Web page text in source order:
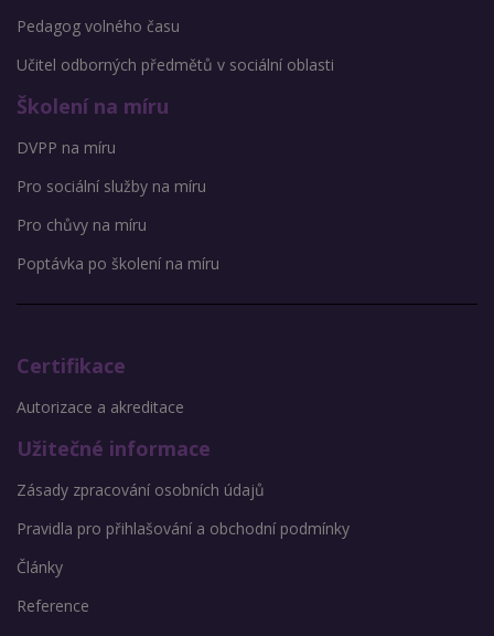
Pedagog volného času
Učitel odborných předmětů v sociální oblasti
Školení na míru
DVPP na míru
Pro sociální služby na míru
Pro chůvy na míru
Poptávka po školení na míru
Certifikace
Autorizace a akreditace
Užitečné informace
Zásady zpracování osobních údajů
Pravidla pro přihlašování a obchodní podmínky
Články
Reference